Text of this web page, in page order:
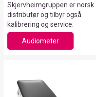
Skjervheimgruppen er norsk
distributør og tilbyr også
kalibrering og service.
Audiometer